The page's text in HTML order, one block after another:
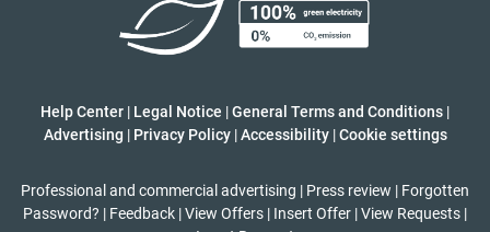
Help Center | Legal Notice |General Terms and Conditions |
Advertising | Privacy Policy | Accessibility | Cookie settings
Professional and commercial advertising | Press review | Forgotten
Password? | Feedback |View Offers | Insert Offer |View Requests |